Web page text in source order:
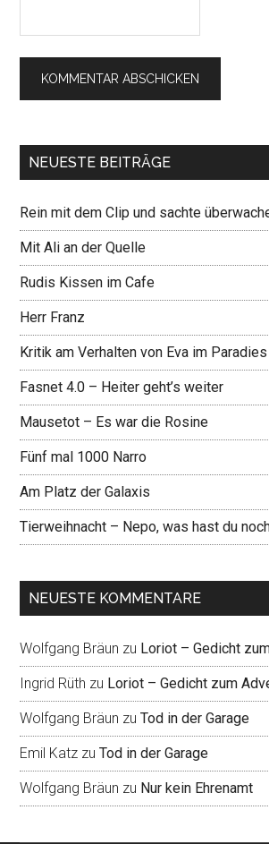
NEUESTE BEITRÄGE
Rein mit dem Clip und sachte
Mit Ali an der Quelle
Rudis Kissen im Cafe
Herr Franz
Kritik am Verhalten von Eva im
Fasnet 4.0 – Heiter geht’s weiter
Mausetot – Es war die Rosine
Fünf mal 1000 Narro
Am Platz der Galaxis
Tierweihnacht – Nepo, was hast du
NEUESTE KOMMENTARE
Wolfgang Bräun zu Loriot – Gedicht
Ingrid Rüth zu Loriot – Gedicht zum
Wolfgang Bräun zuTod in der Garage
Emil Katz zuTod in der Garage
Wolfgang Bräun zu Nur kein Ehrenamt